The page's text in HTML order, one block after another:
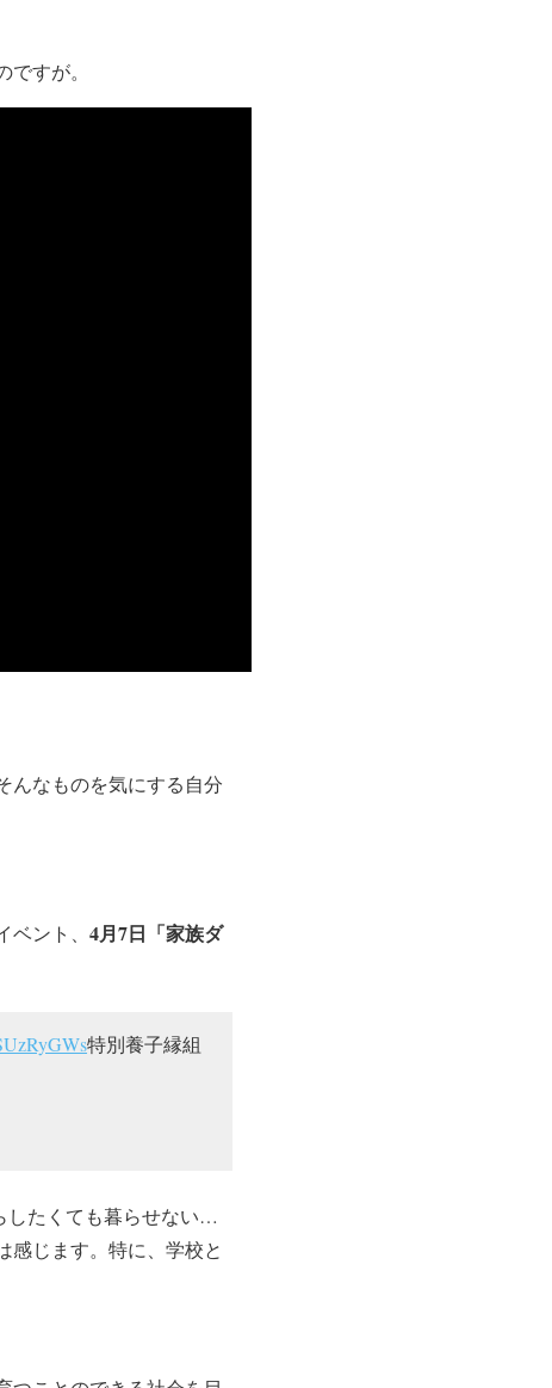
すが。
んなものを気にする自分
ント、 4月7日「家族ダ
特別養子縁組
したくても暮らせない…
感じます。特に、学校と